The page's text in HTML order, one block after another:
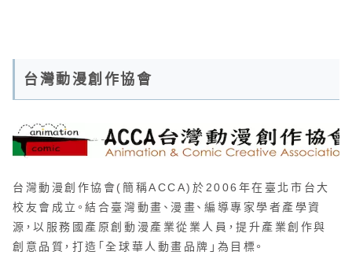
台灣動漫創作協會
台灣動漫創作協會(簡稱ACCA)於2006年在臺北市台大
校友會成立。結合臺灣動畫、漫畫、編導專家學者產學資
源，以服務國產原創動漫產業從業人員，提升產業創作與
創意品質，打造「全球華人動畫品牌」為目標。